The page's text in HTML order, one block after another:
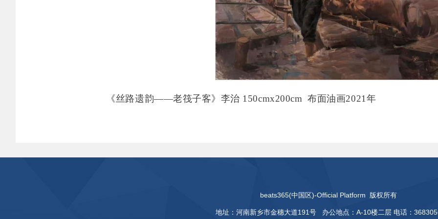
《丝路遗韵——老筏子客》李治 150cmx200cm 布面油画2021年
beats365(中国区)-Official Platform 版权所有
地址：河南新乡市金穗大道191号 办公地点：A-10楼二层 电话：